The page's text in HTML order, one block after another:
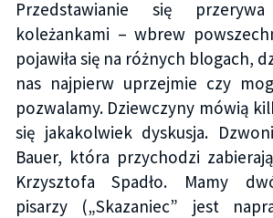
Przedstawianie się
koleżankami – wbrew
pojawiła się na różnych blogach,
nas najpierw uprzejmie czy
pozwalamy. Dziewczyny mówią
się jakakolwiek dyskusja.
Bauer, która przychodzi
Krzysztofa Spadło. Mamy
pisarzy („Skazaniec” jest